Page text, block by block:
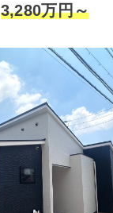
3,280万円～